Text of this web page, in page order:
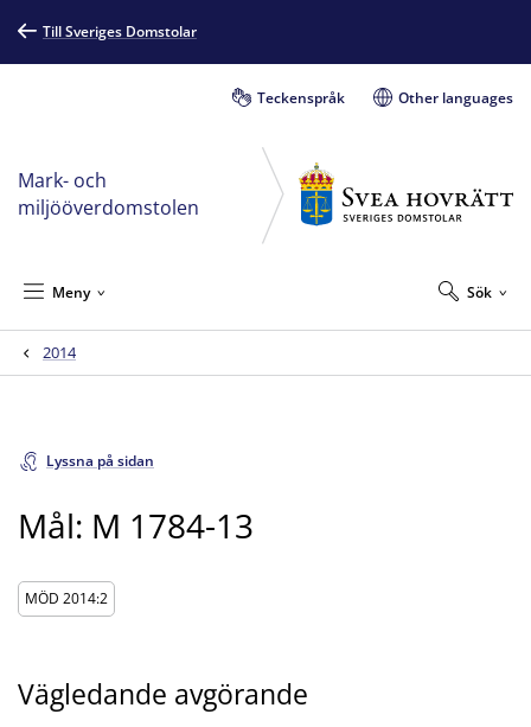
Till Sveriges Domstolar
Teckenspråk Other languages
Mark- och
miljööverdomstolen
Sök
Meny
2014
Lyssna på sidan
Mål: M 1784-13
MÖD 2014:2
Vägledande avgörande